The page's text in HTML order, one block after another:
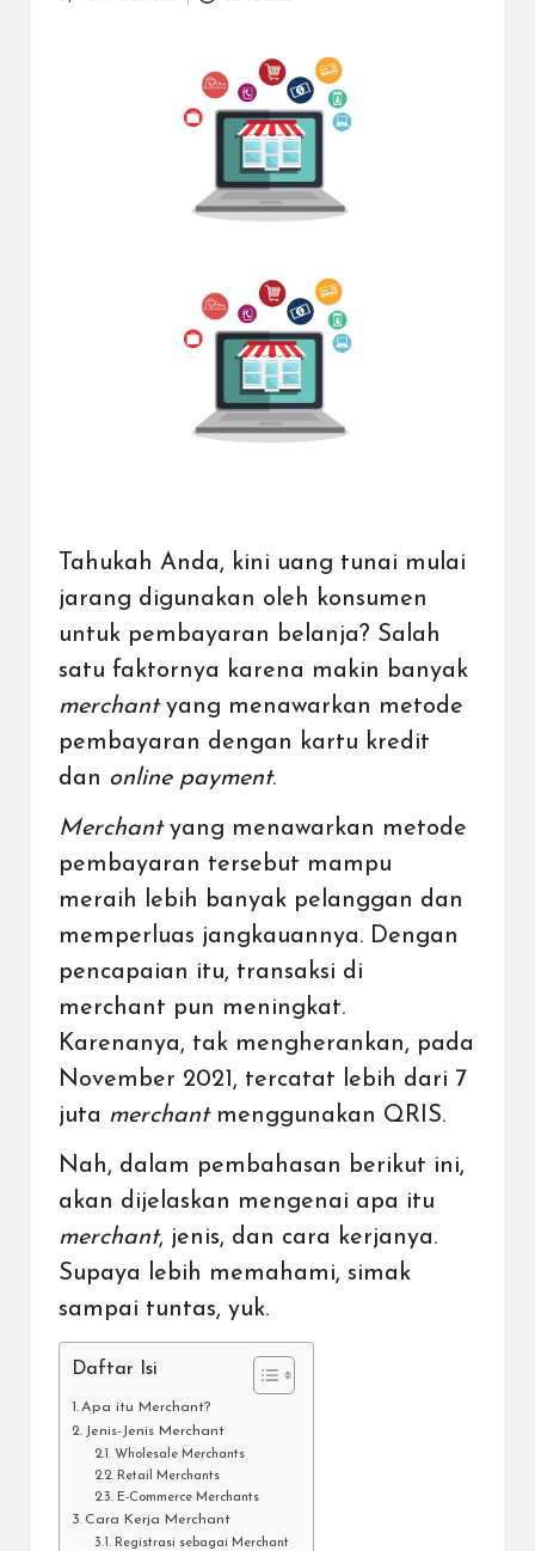
Tahukah Anda, kini uang tunai mulai
jarang digunakan oleh konsumen
untuk pembayaran belanja? Salah
satu faktornya karena makin banyak
merchantyang menawarkan metode
pembayaran dengan kartu kredit
dan online payment.
Merchantyang menawarkan metode
pembayaran tersebut mampu
meraih lebih banyak pelanggan dan
memperluas jangkauannya. Dengan
pencapaian itu, transaksi di
merchant pun meningkat.
Karenanya, tak mengherankan, pada
November 2021, tercatat lebih dari 7
juta merchantmenggunakan QRIS.
Nah, dalam pembahasan berikut ini,
akan dijelaskan mengenai apa itu
merchant, jenis, dan cara kerjanya.
Supaya lebih memahami, simak
sampai tuntas, yuk.
Daftar Isi
Apa itu Merchant?
Jenis-Jenis Merchant
Wholesale Merchants
Retail Merchants
E-Commerce Merchants
Cara Kerja Merchant
Registrasi sebagai Merchant